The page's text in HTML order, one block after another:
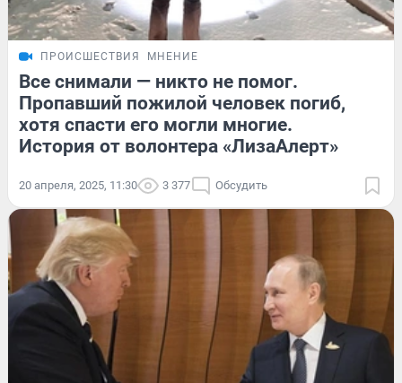
ПРОИСШЕСТВИЯ МНЕНИЕ
Все снимали — никто не помог.
Пропавший пожилой человек погиб,
хотя спасти его могли многие.
История от волонтера «ЛизаАлерт»
20 апреля, 2025, 11:30 3 377 Обсудить